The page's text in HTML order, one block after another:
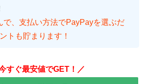
で、支払い方法でPayPayを選ぶだ
トも貯まります！
すぐ最安値でGET！／